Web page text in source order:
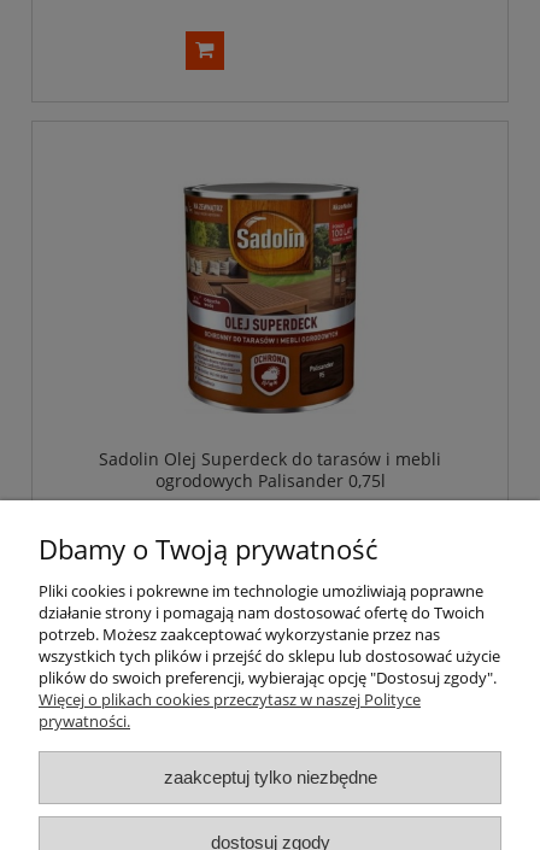
Sadolin Olej Superdeck do tarasów i mebli
ogrodowych Palisander 0,75l
65,90 zł
Moje konto
Dbamy o Twoją prywatność
Pliki cookies i pokrewne im technologie umożliwiają poprawne
działanie strony i pomagają nam dostosować ofertę do Twoich
potrzeb. Możesz zaakceptować wykorzystanie przez nas
wszystkich tych plików i przejść do sklepu lub dostosować użycie
plików do swoich preferencji, wybierając opcję "Dostosuj zgody".
Więcej o plikach cookies przeczytasz w naszej Polityce
prywatności.
zaakceptuj tylko niezbędne
dostosuj zgody